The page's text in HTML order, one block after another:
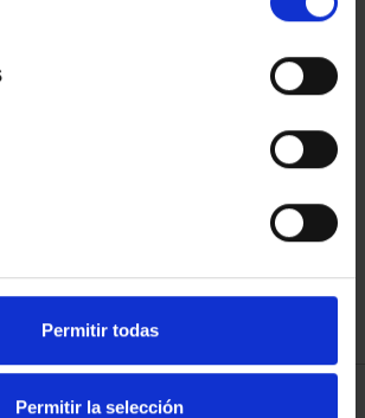
Permitir todas
Permitir la selección
SUSCRIPCIÓN
CAPITALES DE
PROVINCIA 4
Sólo para usuarios